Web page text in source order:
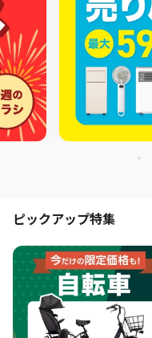
ピックアップ特集